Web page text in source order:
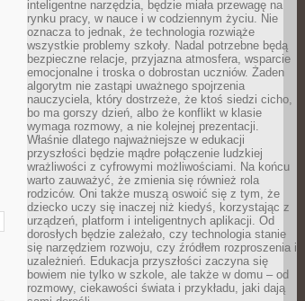
inteligentne narzędzia, będzie miała przewagę na
rynku pracy, w nauce i w codziennym życiu. Nie
oznacza to jednak, że technologia rozwiąże
wszystkie problemy szkoły. Nadal potrzebne będą
bezpieczne relacje, przyjazna atmosfera, wsparcie
emocjonalne i troska o dobrostan uczniów. Żaden
algorytm nie zastąpi uważnego spojrzenia
nauczyciela, który dostrzeże, że ktoś siedzi cicho,
bo ma gorszy dzień, albo że konflikt w klasie
wymaga rozmowy, a nie kolejnej prezentacji.
Właśnie dlatego najważniejsze w edukacji
przyszłości będzie mądre połączenie ludzkiej
wrażliwości z cyfrowymi możliwościami. Na końcu
warto zauważyć, że zmienia się również rola
rodziców. Oni także muszą oswoić się z tym, że
dziecko uczy się inaczej niż kiedyś, korzystając z
urządzeń, platform i inteligentnych aplikacji. Od
dorosłych będzie zależało, czy technologia stanie
się narzędziem rozwoju, czy źródłem rozproszenia i
uzależnień. Edukacja przyszłości zaczyna się
bowiem nie tylko w szkole, ale także w domu – od
rozmowy, ciekawości świata i przykładu, jaki dają